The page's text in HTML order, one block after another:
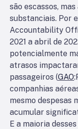
são escassos,
substanciais. Por
Accountability
2021 a abril de
potencialmente
atrasos
passageiros (GAO:
companhias
mesmo despesas
acumular
E a maioria